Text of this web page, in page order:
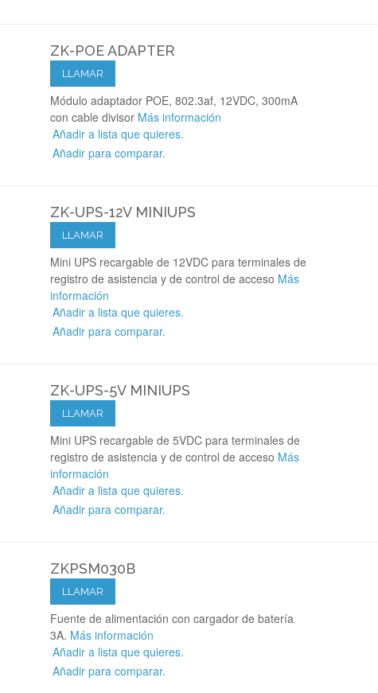
ZK-POE ADAPTER
LLAMAR
Módulo adaptador POE, 802.3af, 12VDC, 300mA
con cable divisor Más información
Añadir a lista que quieres.
Añadir para comparar.
ZK-UPS-12V MINIUPS
LLAMAR
Mini UPS recargable de 12VDC para terminales de
registro de asistencia y de control de acceso Más
información
Añadir a lista que quieres.
Añadir para comparar.
ZK-UPS-5V MINIUPS
LLAMAR
Mini UPS recargable de 5VDC para terminales de
registro de asistencia y de control de acceso Más
información
Añadir a lista que quieres.
Añadir para comparar.
ZKPSM030B
LLAMAR
Fuente de alimentación con cargador de batería
3A. Más información
Añadir a lista que quieres.
Añadir para comparar.